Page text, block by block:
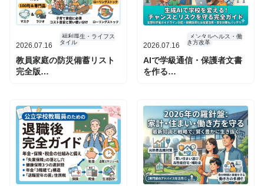
2026.07.16
福利厚生・ライフス
タイル
教員家庭の防災備蓄リスト
完全版…
2026.07.16
メンタルヘルス・働
き方改革
AIで学級通信・保護者文書
を作る…